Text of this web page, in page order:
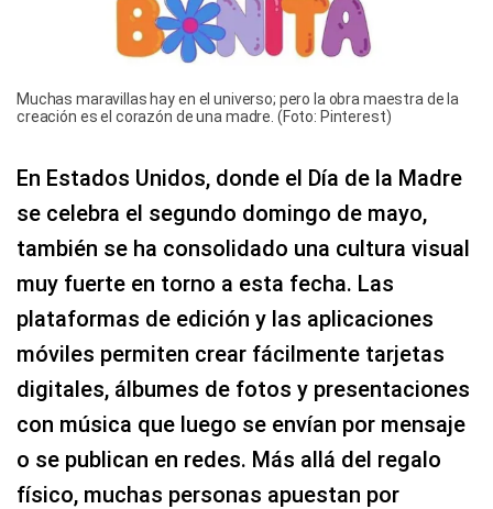
Muchas maravillas hay en el universo; pero la obra maestra de la
creación es el corazón de una madre. (Foto: Pinterest)
En Estados Unidos, donde el Día de la Madre
se celebra el segundo domingo de mayo,
también se ha consolidado una cultura visual
muy fuerte en torno a esta fecha. Las
plataformas de edición y las aplicaciones
móviles permiten crear fácilmente tarjetas
digitales, álbumes de fotos y presentaciones
con música que luego se envían por mensaje
o se publican en redes. Más allá del regalo
físico, muchas personas apuestan por